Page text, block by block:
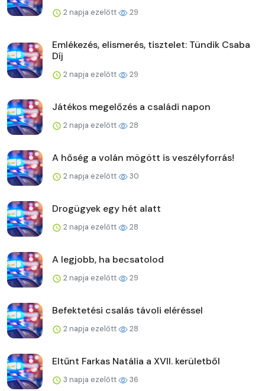
2 napja ezelőtt 29
Emlékezés, elismerés, tisztelet: Tündik Csaba
Díj
2 napja ezelőtt 29
Játékos megelőzés a családi napon
2 napja ezelőtt 28
A hőség a volán mögött is veszélyforrás!
2 napja ezelőtt 30
Drogügyek egy hét alatt
2 napja ezelőtt 28
A legjobb, ha becsatolod
2 napja ezelőtt 29
Befektetési csalás távoli eléréssel
2 napja ezelőtt 28
Eltűnt Farkas Natália a XVII. kerületből
3 napja ezelőtt 36